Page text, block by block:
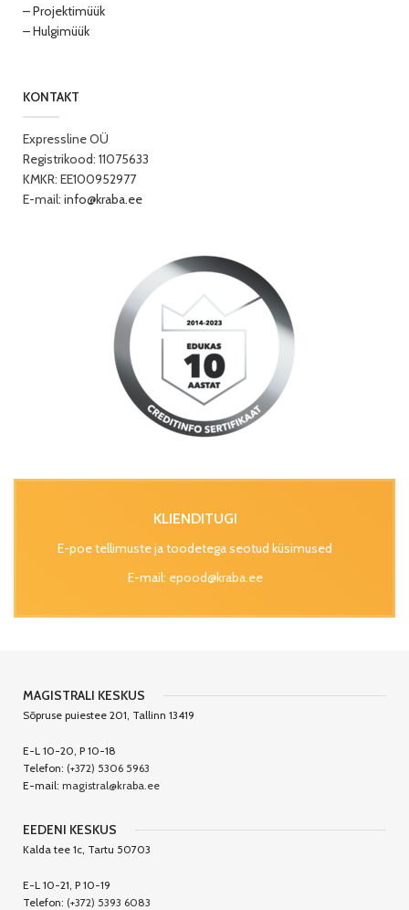
– Projektimüük
– Hulgimüük
KONTAKT
Expressline OÜ
Registrikood: 11075633
KMKR: EE100952977
E-mail: info@kraba.ee
KLIENDITUGI
E-poe tellimuste ja toodetega seotud küsimused
E-mail: epood@kraba.ee
MAGISTRALI KESKUS
Sõpruse puiestee 201, Tallinn 13419
E-L 10-20, P 10-18
Telefon: (+372) 5306 5963
E-mail: magistral@kraba.ee
EEDENI KESKUS
Kalda tee 1c, Tartu 50703
E-L 10-21, P 10-19
Telefon: (+372) 5393 6083